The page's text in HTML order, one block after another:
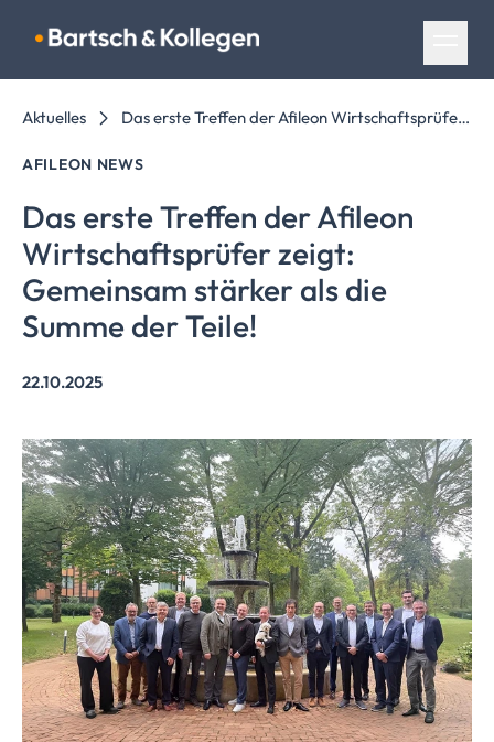
Navigation überspringen
Aktuelles Das erste Treffen der Afileon Wirtschaftsprüfer zeigt: Gemeinsam stärker als die Summe der Teile!
AFILEON NEWS
Das erste Treffen der Afileon
Wirtschaftsprüferzeigt:
Gemeinsam stärker als die
Summe der Teile!
22.10.2025